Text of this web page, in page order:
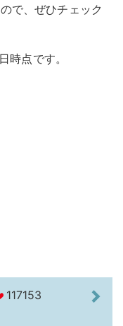
で、ぜひチェック
時点です。
117153